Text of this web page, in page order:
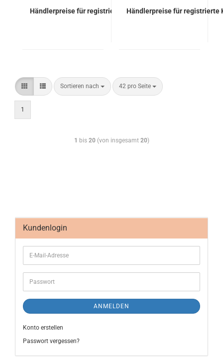
Händlerpreise für registrierte KundenHändlerpreise für registrierte
Sortieren nach 42 pro Seite
1
1 bis 20(von insgesamt 20)
Kundenlogin
ANMELDEN
Konto erstellen
Passwort vergessen?